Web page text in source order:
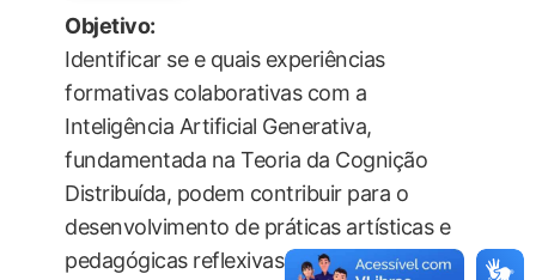
Objetivo:
Identificar se e quais experiências
formativas colaborativas com a
Inteligência Artificial Generativa,
fundamentada na Teoria da Cognição
Distribuída, podem contribuir para o
desenvolvimento de práticas artísticas e
pedagógicas reflexivas na formação de